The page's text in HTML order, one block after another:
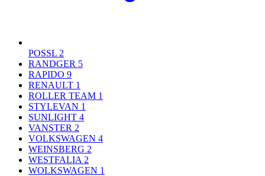
POSSL 2
RANDGER 5
RAPIDO 9
RENAULT 1
ROLLER TEAM 1
STYLEVAN 1
SUNLIGHT 4
VANSTER 2
VOLKSWAGEN 4
WEINSBERG 2
WESTFALIA 2
WOLKSWAGEN 1